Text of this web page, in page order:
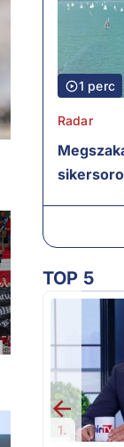
1 perc
Radar
TOP 5
1.